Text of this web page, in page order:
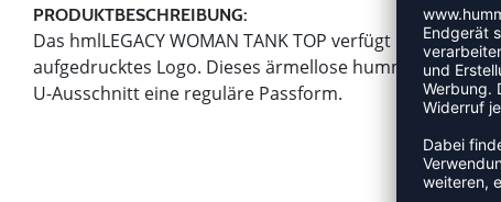
PRODUKTBESCHREIBUNG:
Das hmlLEGACY WOMAN TANK TOP verfügt über ein
aufgedrucktes Logo. Dieses ärmellose hummel®
U-Ausschnitt eine reguläre Passform.